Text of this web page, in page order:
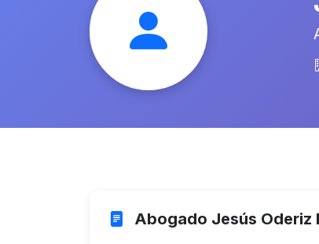
Abogado Jesús Oderiz